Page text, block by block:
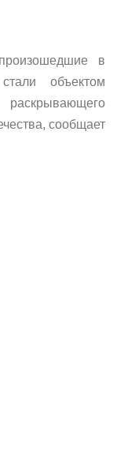
в
объектом
раскрывающего
сообщает